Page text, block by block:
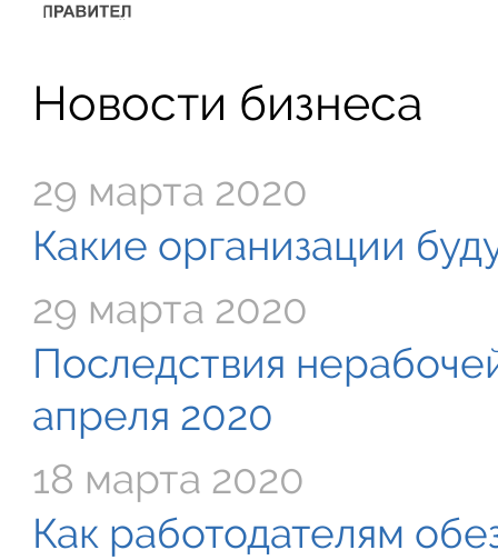
Новости бизнеса
29 марта 2020
Какие организации
29 марта 2020
Последствия
апреля 2020
18 марта 2020
Как работодателям